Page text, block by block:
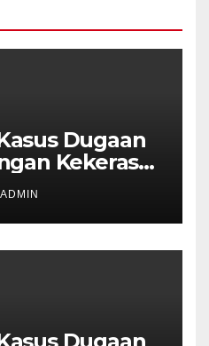
Dugaan
Kekerasan
Phone
ADMIN